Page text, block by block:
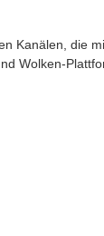
Kanälen, die
Wolken-